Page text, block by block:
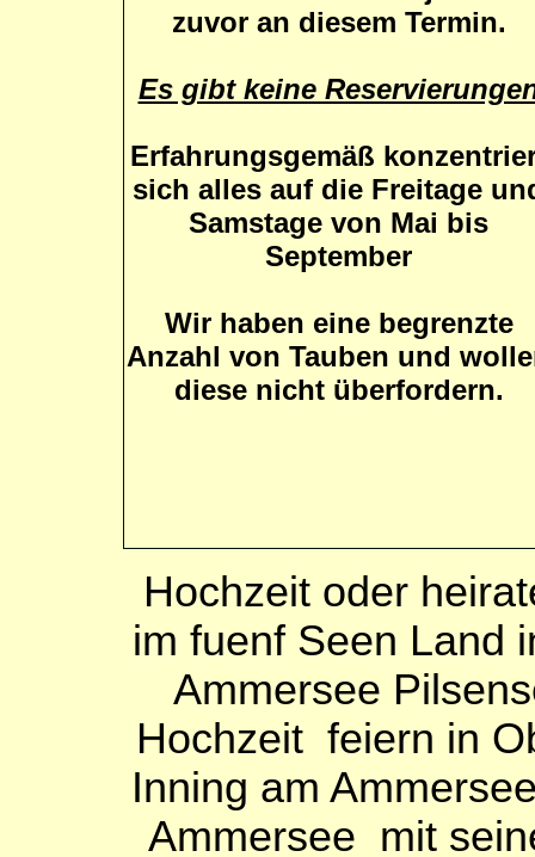
zuvor an diesem Termin.
Es gibt keine
Erfahrungsgemäß
sich alles auf die Freitage
Samstage von Mai bis
September
Wir haben eine begrenzte
Anzahl von Tauben und
diese nicht überfordern.
Hochzeit oder
im fuenf Seen Land
Ammersee
Hochzeit feiern in
Inning am
Ammersee mit